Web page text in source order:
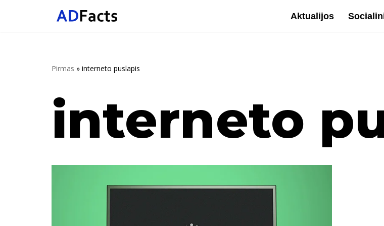
Aktualijos
Pirmas » interneto puslapis
interneto